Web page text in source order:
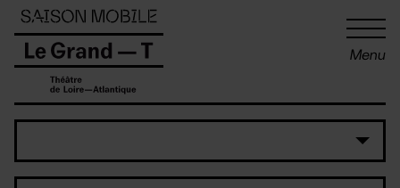
Menu
Panneau de gestion des cookies